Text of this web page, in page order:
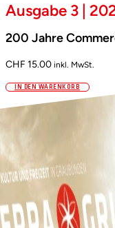
Ausgabe 3 |
200 Jahre
CHF15.00 inkl. MwSt.
IN DEN WARENKORB